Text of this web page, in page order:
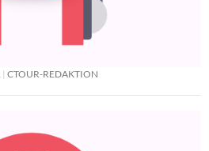
CTOUR-REDAKTION